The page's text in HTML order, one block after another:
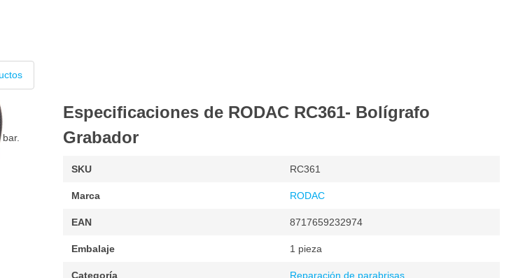
Especificaciones de RODAC RC361- Bolígrafo
Grabador
SKU RC361
Marca RODAC
EAN 8717659232974
Embalaje 1 pieza
Categoría Reparación de parabrisas